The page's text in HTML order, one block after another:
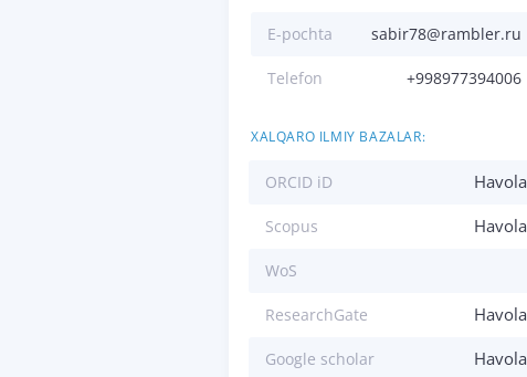
E-pochta sabir78@rambler.ru
Telefon +998977394006
XALQARO ILMIY BAZALAR:
ORCID iD Havola
Scopus Havola
WoS
ResearchGate Havola
Google scholar Havola